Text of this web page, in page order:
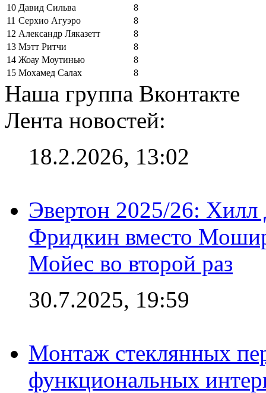
10 Давид Сильва
8
11 Серхио Агуэро
8
12 Александр Ляказетт
8
13 Мэтт Ритчи
8
14 Жоау Моутинью
8
15 Мохамед Салах 8
Наша группа Вконтакте
Лента новостей:
18.2.2026, 13:02
Эвертон 2025/26:
Фридкин вместо
Мойес во второй раз
30.7.2025, 19:59
Монтаж стеклянных
функциональных